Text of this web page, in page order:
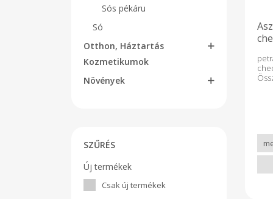
Sós pékáru
Só
Otthon, Háztartás
Kozmetikumok
Növények
SZŰRÉS
Új termékek
Csak új termékek
az
és